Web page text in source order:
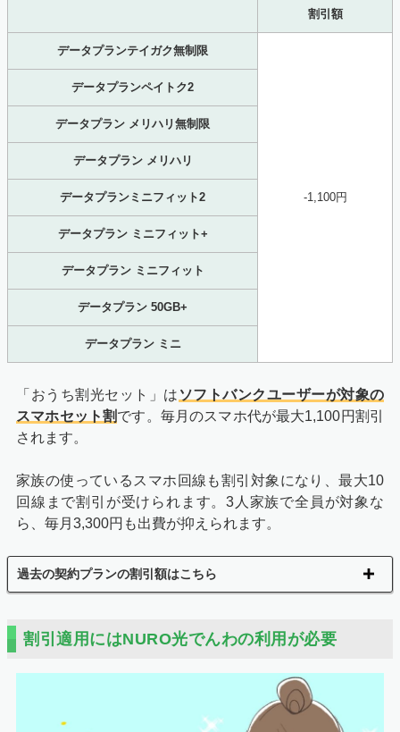
割引額
データプランテイガク無制限
-1,100円
データプランペイトク2
データプラン メリハリ無制限
データプラン メリハリ
データプランミニフィット2
データプラン ミニフィット+
データプラン ミニフィット
データプラン 50GB+
データプラン ミニ
「おうち割光セット」は ソフトバンクユーザーが対象の
スマホセット割です。毎月のスマホ代が最大1,100円割引
されます。
家族の使っているスマホ回線も割引対象になり、最大10
回線まで割引が受けられます。3人家族で全員が対象な
ら、毎月3,300円も出費が抑えられます。
過去の契約プランの割引額はこちら
割引適用にはNURO光でんわの利用が必要